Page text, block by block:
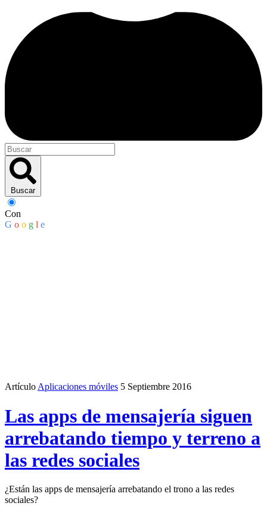
Buscar
Con
G o o g l e
Artículo Aplicaciones móviles 5 Septiembre 2016
Las apps de mensajería siguen
arrebatando tiempo y terreno a
las redes sociales
¿Están las apps de mensajería arrebatando el trono a las redes
sociales?